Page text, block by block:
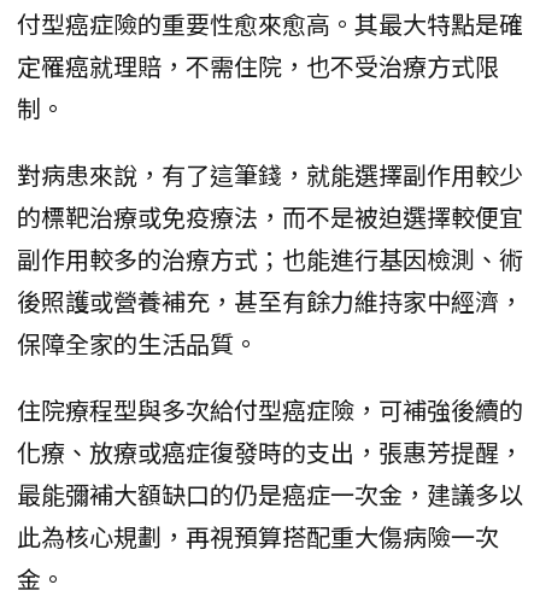
付型癌症險的重要性愈來愈高。其最大特點是確
定罹癌就理賠，不需住院，也不受治療方式限
制。
對病患來說，有了這筆錢，就能選擇副作用較少
的標靶治療或免疫療法，而不是被迫選擇較便宜
副作用較多的治療方式；也能進行基因檢測、術
後照護或營養補充，甚至有餘力維持家中經濟，
保障全家的生活品質。
住院療程型與多次給付型癌症險，可補強後續的
化療、放療或癌症復發時的支出，張惠芳提醒，
最能彌補大額缺口的仍是癌症一次金，建議多以
此為核心規劃，再視預算搭配重大傷病險一次
金。